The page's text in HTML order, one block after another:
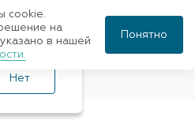
Max&Co
Нет
cookie.
на
в нашей
Понятно